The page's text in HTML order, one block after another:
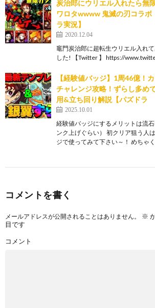
炭治郎にウリエル入れたら無
ワロタwwww 鬼滅の刃コラボ
ラ実況】
2020.12.04
竈門炭治郎に超転生ウリエル入れ
した! 【Twitter 】 https://
【経験値バッジ】1周46億！
チャレンジ攻略！ずらし多め
用&立ち回り解説【パズドラ
2025.10.01
経験値バッジにするメリットは流
ンク上げぐらい） 初クリア狙う人
ジで使ってみて下さい～！ めちゃ
コメントを書く
メールアドレスが公開されることはありません。 ※
目です
コメント